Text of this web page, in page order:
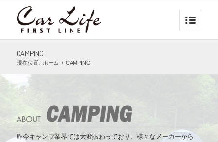
CAMPING
現在位置: ホーム / CAMPING
昨今キャンプ業界では大変賑わっており、様々なメーカーから